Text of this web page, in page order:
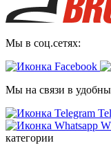
Мы в соц.сетях:
Мы на связи в
категории